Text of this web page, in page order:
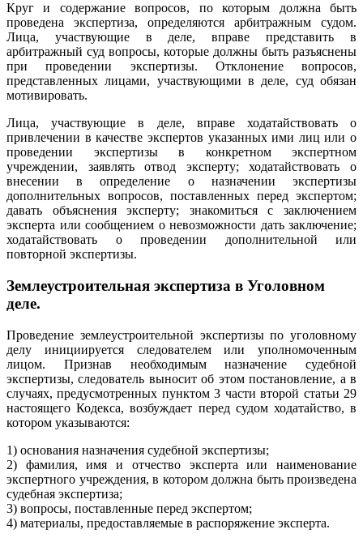
Круг и содержание вопросов, по которым должна быть
проведена экспертиза, определяются арбитражным судом.
Лица, участвующие в деле, вправе представить в
арбитражный суд вопросы, которые должны быть разъяснены
при проведении экспертизы. Отклонение вопросов,
представленных лицами, участвующими в деле, суд обязан
мотивировать.
Лица, участвующие в деле, вправе ходатайствовать о
привлечении в качестве экспертов указанных ими лиц или о
проведении экспертизы в конкретном экспертном
учреждении, заявлять отвод эксперту; ходатайствовать о
внесении в определение о назначении экспертизы
дополнительных вопросов, поставленных перед экспертом;
давать объяснения эксперту; знакомиться с заключением
эксперта или сообщением о невозможности дать заключение;
ходатайствовать о проведении дополнительной или
повторной экспертизы.
Землеустроительная экспертиза в Уголовном
деле.
Проведение землеустроительной экспертизы по уголовному
делу инициируется следователем или уполномоченным
лицом. Признав необходимым назначение судебной
экспертизы, следователь выносит об этом постановление, а в
случаях, предусмотренных пунктом 3 части второй статьи 29
настоящего Кодекса, возбуждает перед судом ходатайство, в
котором указываются:
1) основания назначения судебной экспертизы;
2) фамилия, имя и отчество эксперта или наименование
экспертного учреждения, в котором должна быть произведена
судебная экспертиза;
3) вопросы, поставленные перед экспертом;
4) материалы, предоставляемые в распоряжение эксперта.